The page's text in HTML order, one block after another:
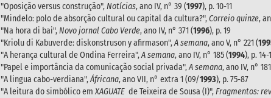
"Oposição versus construção",Notícias, ano IV, n° 39 (1997), p. 10-11
"Mindelo: polo de absorção cultural ou capital da cultura?",Correio quinze,
"Na hora di bai",Novo jornal Cabo Verde, ano IV, n° 371 (1996), p. 19
"Kriolu di Kabuverde: diskonstruson y afirmason",A semana, ano V, n° 221 (
"A herança cultural de Ondina Ferreira",A semana, ano IV, n° 185 (1994), p. 14-
"Papel e importância da comunicação social privada",A semana, ano IV, n°
"A lingua cabo-verdiana",Áfricana, ano VII, n° extra 1 (09/1993), p. 75-87
"A leitura do simbólico emXAGUATE de Teixeira de Sousa (I)",Fragmentos: